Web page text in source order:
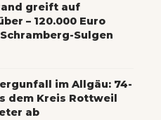
greift auf
– 120.000 Euro
Sulgen
im Allgäu: 74-
dem Kreis Rottweil
ab